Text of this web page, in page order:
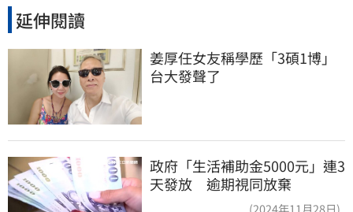
延伸閱讀
姜厚任女友稱學歷「3碩1博」
台大發聲了
政府「生活補助金5000元」連3
天發放 逾期視同放棄
(2024年11月28日)